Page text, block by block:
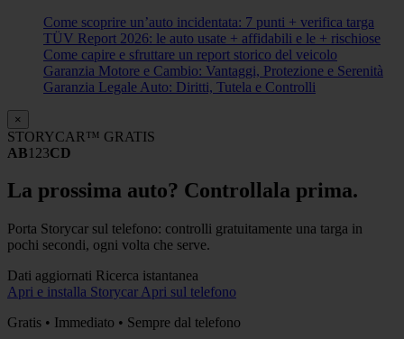
Come scoprire un’auto incidentata: 7 punti + verifica targa
TÜV Report 2026: le auto usate + affidabili e le + rischiose
Come capire e sfruttare un report storico del veicolo
Garanzia Motore e Cambio: Vantaggi, Protezione e Serenità
Garanzia Legale Auto: Diritti, Tutela e Controlli
×
STORYCAR™ GRATIS
AB123CD
La prossima auto? Controllala prima.
Porta Storycar sul telefono: controlli gratuitamente una targa in
pochi secondi, ogni volta che serve.
Dati aggiornati Ricerca istantanea
Apri e installa Storycar Apri sul telefono
Gratis • Immediato • Sempre dal telefono